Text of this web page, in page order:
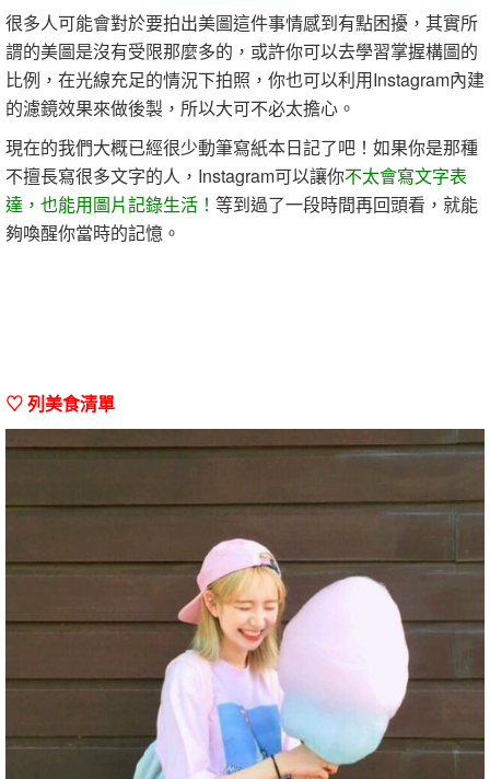
很多人可能會對於要拍出美圖這件事情感到有點困擾，其實所
謂的美圖是沒有受限那麼多的，或許你可以去學習掌握構圖的
比例，在光線充足的情況下拍照，你也可以利用Instagram內建
的濾鏡效果來做後製，所以大可不必太擔心。
現在的我們大概已經很少動筆寫紙本日記了吧！如果你是那種
不擅長寫很多文字的人，Instagram可以讓你不太會寫文字表
達，也能用圖片記錄生活！ 等到過了一段時間再回頭看，就能
夠喚醒你當時的記憶。
♡ 列美食清單